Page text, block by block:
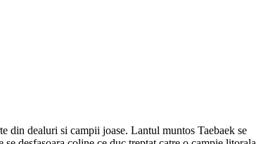
din dealuri si campii joase. Lantul muntos Taebaek se